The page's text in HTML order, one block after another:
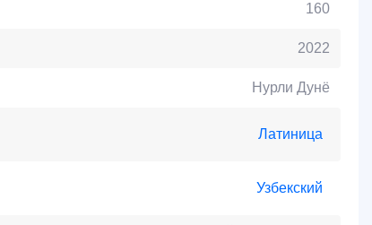
160
2022
Нурли Дунё
Латиница
Узбекский